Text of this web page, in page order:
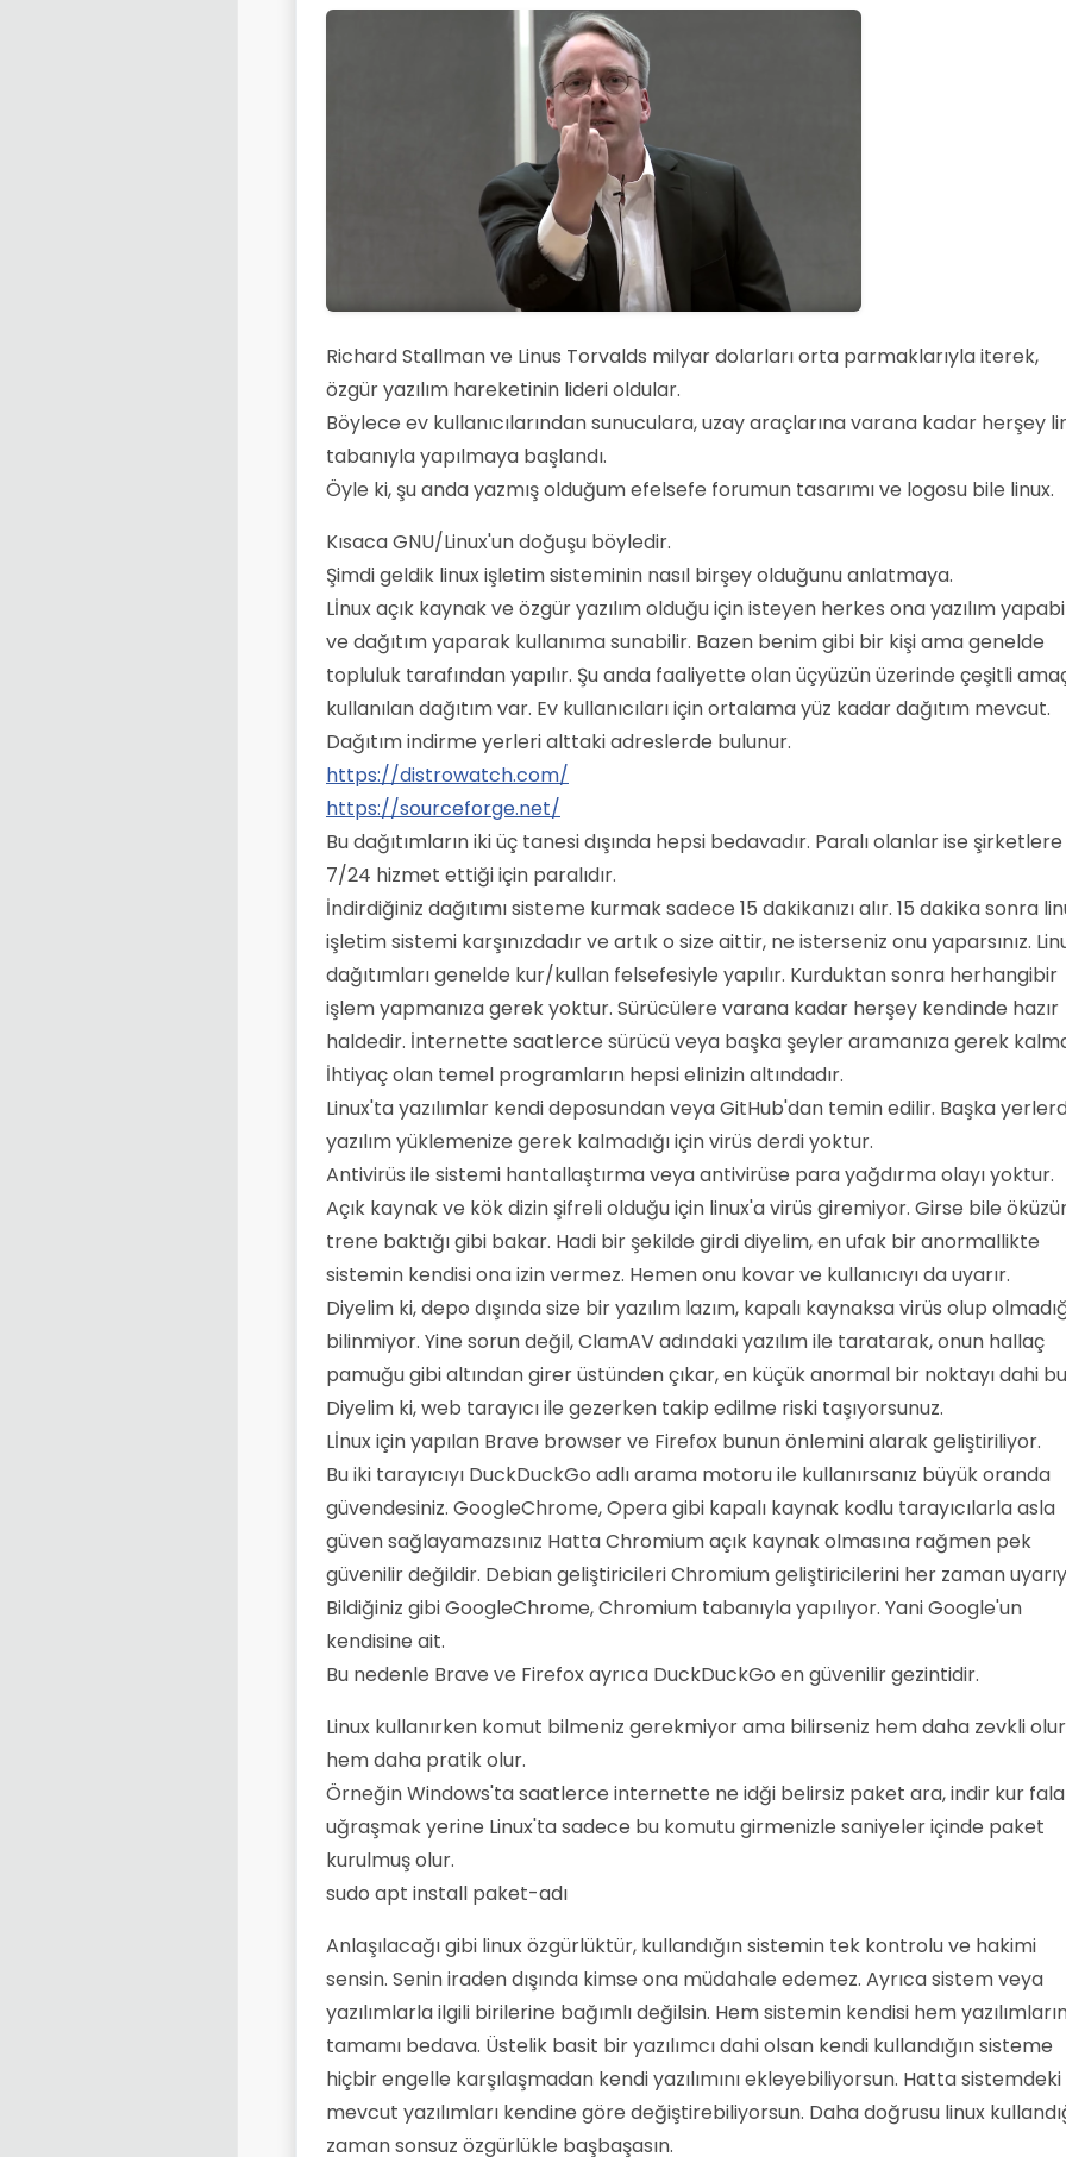
Richard Stallman ve Linus Torvalds milyar dolarları orta parmaklarıyla iterek,
özgür yazılım hareketinin lideri oldular.
Böylece ev kullanıcılarından sunuculara, uzay araçlarına varana kadar herşey
tabanıyla yapılmaya başlandı.
Öyle ki, şu anda yazmış olduğum efelsefe forumun tasarımı ve logosu bile linux.
Kısaca GNU/Linux'un doğuşu böyledir.
Şimdi geldik linux işletim sisteminin nasıl birşey olduğunu anlatmaya.
Lİnux açık kaynak ve özgür yazılım olduğu için isteyen herkes ona yazılım
ve dağıtım yaparak kullanıma sunabilir. Bazen benim gibi bir kişi ama genelde
topluluk tarafından yapılır. Şu anda faaliyette olan üçyüzün üzerinde çeşitli
kullanılan dağıtım var. Ev kullanıcıları için ortalama yüz kadar dağıtım mevcut.
Dağıtım indirme yerleri alttaki adreslerde bulunur.
https://distrowatch.com/
https://sourceforge.net/
Bu dağıtımların iki üç tanesi dışında hepsi bedavadır. Paralı olanlar ise şirketlere
7/24 hizmet ettiği için paralıdır.
İndirdiğiniz dağıtımı sisteme kurmak sadece 15 dakikanızı alır. 15 dakika sonra
işletim sistemi karşınızdadır ve artık o size aittir, ne isterseniz onu yaparsınız.
dağıtımları genelde kur/kullan felsefesiyle yapılır. Kurduktan sonra herhangibir
işlem yapmanıza gerek yoktur. Sürücülere varana kadar herşey kendinde hazır
haldedir. İnternette saatlerce sürücü veya başka şeyler aramanıza gerek
İhtiyaç olan temel programların hepsi elinizin altındadır.
Linux'ta yazılımlar kendi deposundan veya GitHub'dan temin edilir. Başka
yazılım yüklemenize gerek kalmadığı için virüs derdi yoktur.
Antivirüs ile sistemi hantallaştırma veya antivirüse para yağdırma olayı yoktur.
Açık kaynak ve kök dizin şifreli olduğu için linux'a virüs giremiyor. Girse bile
trene baktığı gibi bakar. Hadi bir şekilde girdi diyelim, en ufak bir anormallikte
sistemin kendisi ona izin vermez. Hemen onu kovar ve kullanıcıyı da uyarır.
Diyelim ki, depo dışında size bir yazılım lazım, kapalı kaynaksa virüs olup
bilinmiyor. Yine sorun değil, ClamAV adındaki yazılım ile taratarak, onun hallaç
pamuğu gibi altından girer üstünden çıkar, en küçük anormal bir noktayı dahi
Diyelim ki, web tarayıcı ile gezerken takip edilme riski taşıyorsunuz.
Lİnux için yapılan Brave browser ve Firefox bunun önlemini alarak geliştiriliyor.
Bu iki tarayıcıyı DuckDuckGo adlı arama motoru ile kullanırsanız büyük oranda
güvendesiniz. GoogleChrome, Opera gibi kapalı kaynak kodlu tarayıcılarla asla
güven sağlayamazsınız Hatta Chromium açık kaynak olmasına rağmen pek
güvenilir değildir. Debian geliştiricileri Chromium geliştiricilerini her zaman
Bildiğiniz gibi GoogleChrome, Chromium tabanıyla yapılıyor. Yani Google'un
kendisine ait.
Bu nedenle Brave ve Firefox ayrıca DuckDuckGo en güvenilir gezintidir.
Linux kullanırken komut bilmeniz gerekmiyor ama bilirseniz hem daha zevkli olur
hem daha pratik olur.
Örneğin Windows'ta saatlerce internette ne idği belirsiz paket ara, indir kur
uğraşmak yerine Linux'ta sadece bu komutu girmenizle saniyeler içinde paket
kurulmuş olur.
sudo apt install paket-adı
Anlaşılacağı gibi linux özgürlüktür, kullandığın sistemin tek kontrolu ve hakimi
sensin. Senin iraden dışında kimse ona müdahale edemez. Ayrıca sistem veya
yazılımlarla ilgili birilerine bağımlı değilsin. Hem sistemin kendisi hem
tamamı bedava. Üstelik basit bir yazılımcı dahi olsan kendi kullandığın sisteme
hiçbir engelle karşılaşmadan kendi yazılımını ekleyebiliyorsun. Hatta sistemdeki
mevcut yazılımları kendine göre değiştirebiliyorsun. Daha doğrusu linux
zaman sonsuz özgürlükle başbaşasın.